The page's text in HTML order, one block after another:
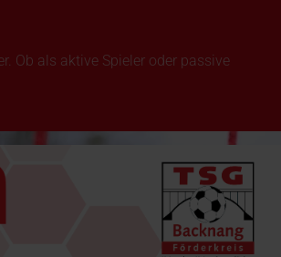
Ob als aktive Spieler oder passive